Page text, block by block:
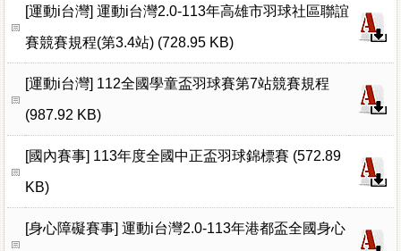
[運動i台灣] 運動i台灣2.0-113年高雄市羽球社區聯誼
賽競賽規程(第3.4站) (728.95 KB)
[運動i台灣] 112全國學童盃羽球賽第7站競賽規程
(987.92 KB)
[國內賽事] 113年度全國中正盃羽球錦標賽 (572.89
KB)
[身心障礙賽事] 運動i台灣2.0-113年港都盃全國身心